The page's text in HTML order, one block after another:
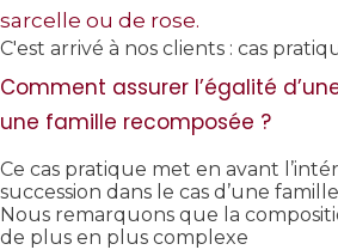
C'est arrivé à nos clients : cas
Comment assurer l’égalité
une famille recomposée ?
Ce cas pratique met en avant
succession dans le cas d’une
Nous remarquons que la
de plus en plus complexe